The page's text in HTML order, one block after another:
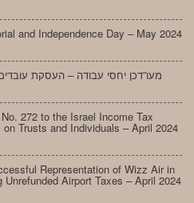
and Independence Day – May 2024
מעו”דכן יחסי עבודה – העסקת
272 to the Israel Income Tax
Trusts and Individuals – April 2024
Representation of Wizz Air in
Airport Taxes – April 2024